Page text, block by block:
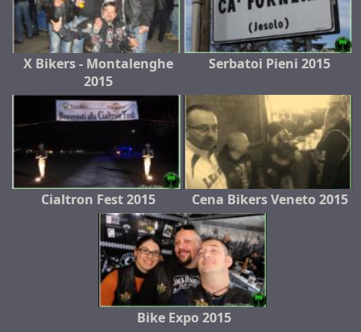
X Bikers - Montalenghe
2015
Serbatoi Pieni 2015
Cialtron Fest 2015 Cena Bikers Veneto 2015
Bike Expo 2015